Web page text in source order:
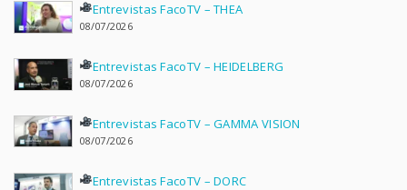
Entrevistas FacoTV – THEA
08/07/2026
Entrevistas FacoTV – HEIDELBERG
08/07/2026
Entrevistas FacoTV – GAMMA VISION
08/07/2026
Entrevistas FacoTV – DORC